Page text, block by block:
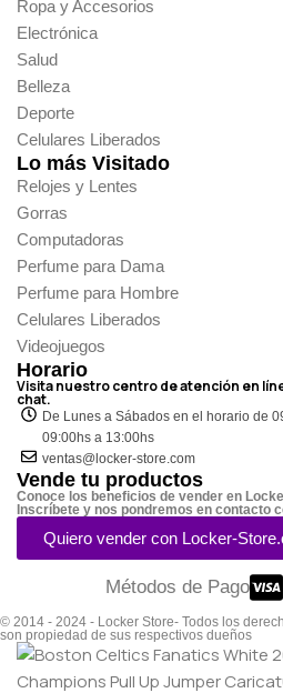
Ropa y Accesorios
Electrónica
Salud
Belleza
Deporte
Celulares Liberados
Lo más Visitado
Relojes y Lentes
Gorras
Computadoras
Perfume para Dama
Perfume para Hombre
Celulares Liberados
Videojuegos
Horario
Visita nuestro centro de atención en
chat.
De Lunes a Sábados en el horario de
09:00hs a 13:00hs
ventas@locker-store.com
Vende tu productos
Conoce los beneficios de vender en
Inscríbete y nos pondremos en contacto
Quiero vender con Locker-
Métodos de Pago
© 2014 - 2024 - Locker Store- Todos los
son propiedad de sus respectivos dueños